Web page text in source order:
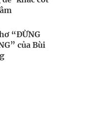
“ĐỪNG
của Bùi